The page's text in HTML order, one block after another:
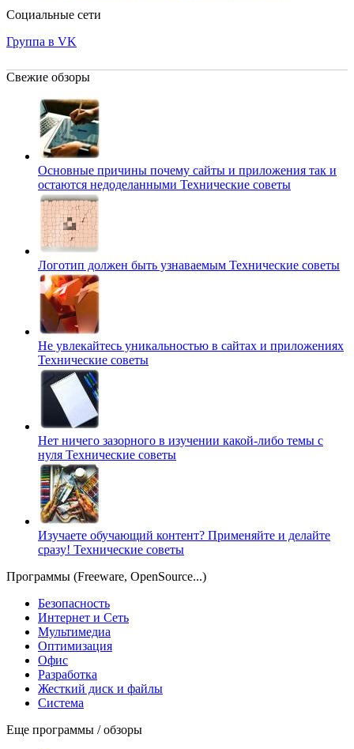
Социальные сети
Группа в VK
Свежие обзоры
Основные причины почему сайты и приложения так и
остаются недоделанными Технические советы
Логотип должен быть узнаваемым Технические советы
Не увлекайтесь уникальностью в сайтах и приложениях
Технические советы
Нет ничего зазорного в изучении какой-либо темы с
нуля Технические советы
Изучаете обучающий контент? Применяйте и делайте
сразу! Технические советы
Программы (Freeware, OpenSource...)
Безопасность
Интернет и Сеть
Мультимедиа
Оптимизация
Офис
Разработка
Жесткий диск и файлы
Система
Еще программы / обзоры